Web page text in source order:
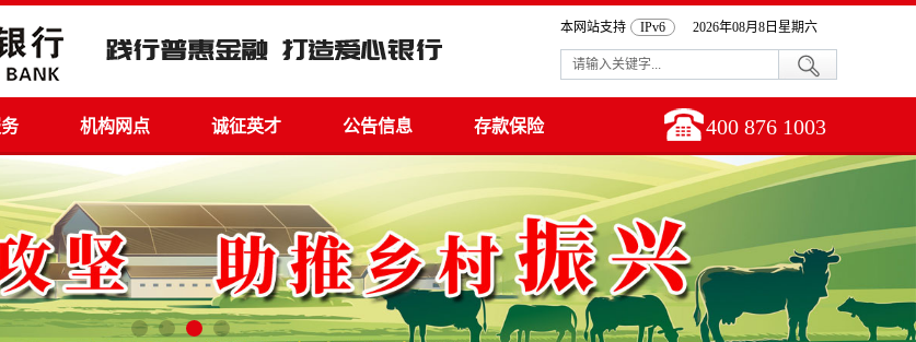
本网站支持 IPv6 2026年08月8日星期六
机构网点 诚征英才 公告信息 存款保险 400 876 1003